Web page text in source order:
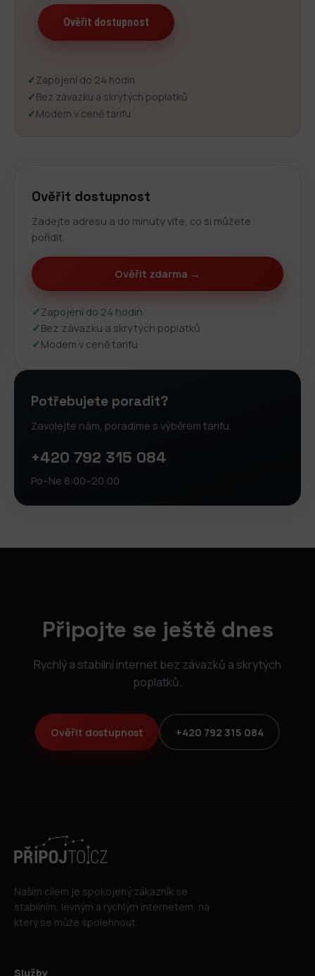
✓Zapojení do 24 hodin
✓Bez závazku a skrytých poplatků
✓Modem v ceně tarifu
Ověřit dostupnost
Zadejte adresu a do minuty víte, co si můžete
pořídit.
Ověřit zdarma →
✓Zapojení do 24 hodin
✓Bez závazku a skrytých poplatků
✓Modem v ceně tarifu
Potřebujete poradit?
Zavolejte nám, poradíme s výběrem tarifu.
+420 792 315 084
Po–Ne 8:00–20:00
Připojte se ještě dnes
Rychlý a stabilní internet bez závazků a skrytých
poplatků.
Ověřit dostupnost +420 792 315 084
Naším cílem je spokojený zákazník se
stabilním, levným a rychlým internetem, na
který se může spolehnout.
Služby